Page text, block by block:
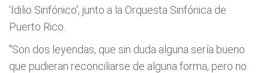
'Idilio Sinfónico', junto a la Orquesta Sinfónica de
Puerto Rico.
"Son dos leyendas, que sin duda alguna sería bueno
que pudieran reconciliarse de alguna forma, pero no